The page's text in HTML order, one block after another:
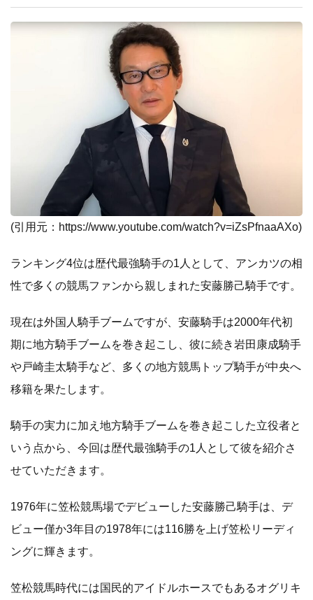
(引用元： https://www.youtube.com/watch?v=iZsPfnaaAXo)
ランキング4位は歴代最強騎手の1人として、アンカツの相
性で多くの競馬ファンから親しまれた安藤勝己騎手です。
現在は外国人騎手ブームですが、安藤騎手は2000年代初
期に地方騎手ブームを巻き起こし、彼に続き岩田康成騎手
や戸崎圭太騎手など、多くの地方競馬トップ騎手が中央へ
移籍を果たします。
騎手の実力に加え地方騎手ブームを巻き起こした立役者と
いう点から、今回は歴代最強騎手の1人として彼を紹介さ
せていただきます。
1976年に笠松競馬場でデビューした安藤勝己騎手は、デ
ビュー僅か3年目の1978年には116勝を上げ笠松リーディ
ングに輝きます。
笠松競馬時代には国民的アイドルホースでもあるオグリキ